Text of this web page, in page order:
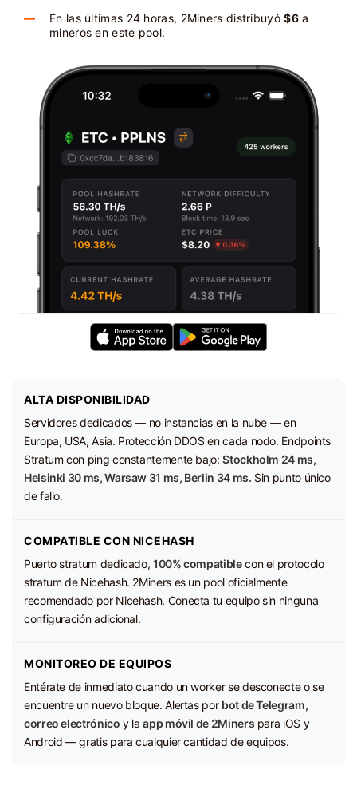
En las últimas 24 horas, 2Miners distribuyó$6a
mineros en este pool.
ALTA DISPONIBILIDAD
Servidores dedicados — no instancias en la nube — en
Europa, USA, Asia. Protección DDOS en cada nodo. Endpoints
Stratum con ping constantemente bajo:Stockholm 24 ms,
Helsinki 30 ms, Warsaw 31 ms, Berlin 34 ms. Sin punto único
de fallo.
COMPATIBLE CON NICEHASH
Puerto stratum dedicado, 100% compatiblecon el protocolo
stratum de Nicehash. 2Miners es un pool oficialmente
recomendado por Nicehash. Conecta tu equipo sin ninguna
configuración adicional.
MONITOREO DE EQUIPOS
Entérate de inmediato cuando un worker se desconecte o se
encuentre un nuevo bloque. Alertas por bot de Telegram,
correo electrónico y laapp móvil de 2Miners para iOS y
Android — gratis para cualquier cantidad de equipos.